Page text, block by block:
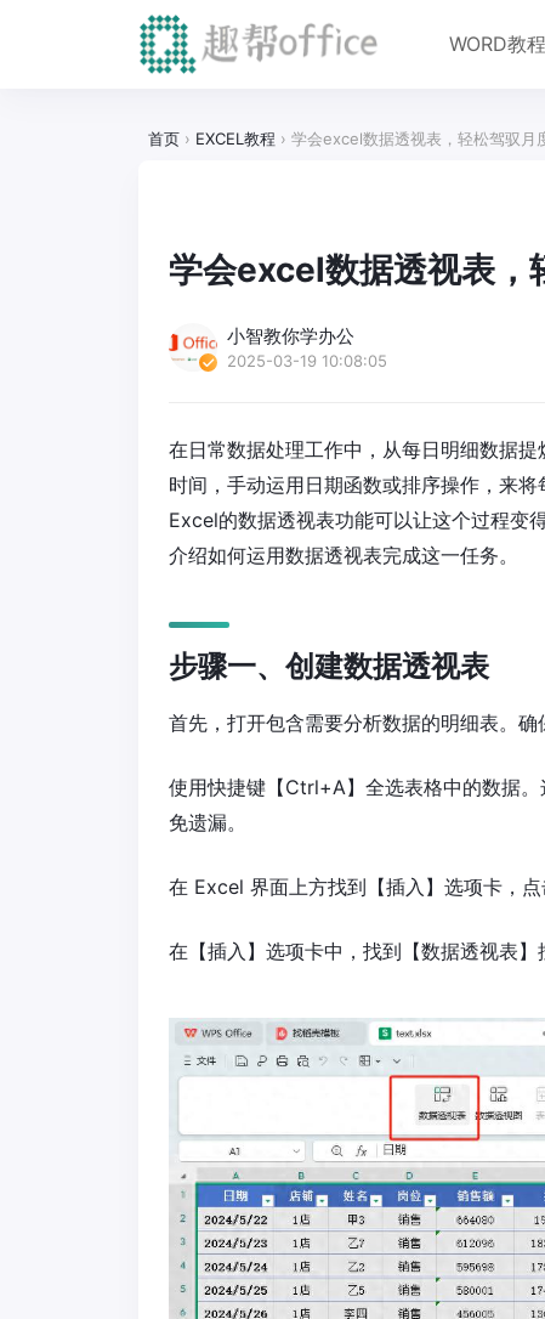
WORD教程
首页 › EXCEL教程 › 学会excel数据透视表，轻松驾驭月
学会excel数据透视表，
小智教你学办公
2025-03-19 10:08:05
在日常数据处理工作中，从每日明细数据
时间，手动运用日期函数或排序操作，来
Excel的数据透视表功能可以让这个过程变
介绍如何运用数据透视表完成这一任务。
步骤一、创建数据透视表
首先，打开包含需要分析数据的明细表。确
使用快捷键【Ctrl+A】全选表格中的数据
免遗漏。
在 Excel 界面上方找到【插入】选项卡，点
在【插入】选项卡中，找到【数据透视表